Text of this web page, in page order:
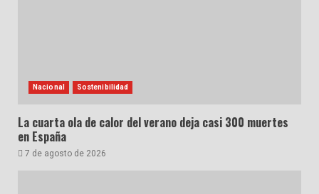
Nacional Sostenibilidad
La cuarta ola de calor del verano deja casi 300 muertes
en España
7 de agosto de 2026